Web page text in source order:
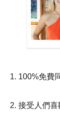
1. 100%免費
2. 接受人們喜